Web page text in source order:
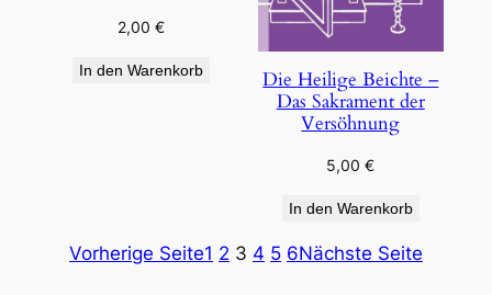
2,00€
In den Warenkorb
Die Heilige Beichte –
Das Sakrament der
Versöhnung
5,00€
In den Warenkorb
Vorherige Seite1 2 3 4 5 6Nächste Seite